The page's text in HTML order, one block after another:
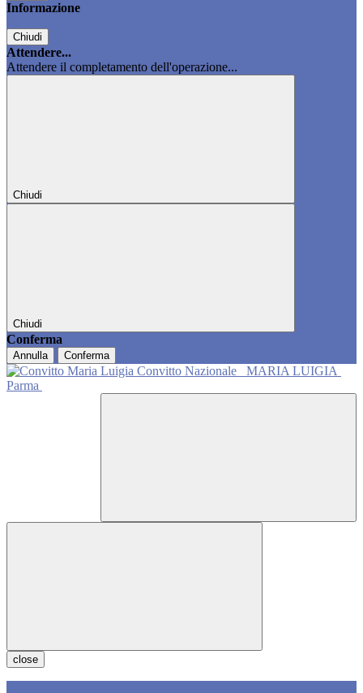
Informazione
Chiudi
Attendere...
Attendere il completamento dell'operazione...
Chiudi
Chiudi
Conferma
Annulla Conferma
Convitto Nazionale
MARIA LUIGIA
Parma
close